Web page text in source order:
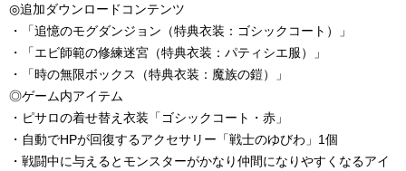
◎追加ダウンロードコンテンツ
・「追憶のモグダンジョン（特典衣装：ゴシックコート）」
・「エビ師範の修練迷宮（特典衣装：パティシエ服）」
・「時の無限ボックス（特典衣装：魔族の鎧）」
◎ゲーム内アイテム
・ピサロの着せ替え衣装「ゴシックコート・赤」
・自動でHPが回復するアクセサリー「戦士のゆびわ」1個
・戦闘中に与えるとモンスターがかなり仲間になりやすくなるアイ